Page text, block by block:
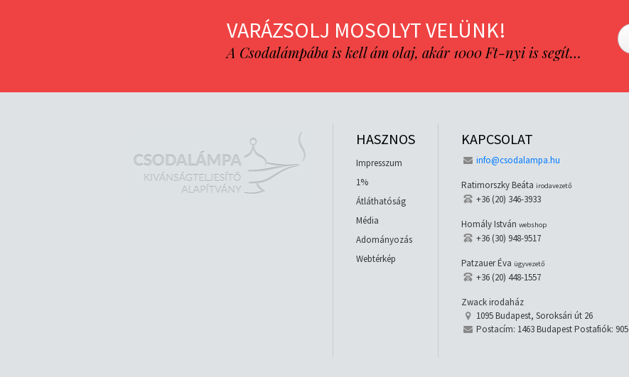
VARÁZSOLJ MOSOLYT VELÜNK!
A Csodalámpába is kell ám olaj, akár 1000 Ft-nyi is segít…
HASZNOS
Impresszum
1%
Átláthatóság
Média
Adományozás
Webtérkép
KAPCSOLAT
info@csodalampa.hu
Ratimorszky Beáta irodavezető
+36 (20) 346-3933
Homály István webshop
+36 (30) 948-9517
Patzauer Éva ügyvezető
+36 (20) 448-1557
Zwack irodaház
1095 Budapest, Soroksári út 26
Postacím: 1463 Budapest Postafiók: 905